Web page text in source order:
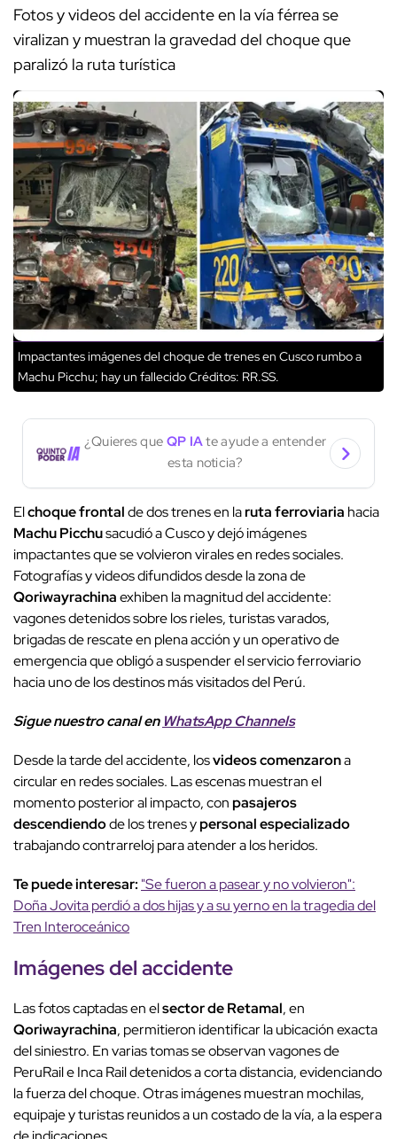
Fotos y videos del accidente en la vía férrea se
viralizan y muestran la gravedad del choque que
paralizó la ruta turística
Impactantes imágenes del choque de trenes en Cusco rumbo a
Machu Picchu; hay un fallecidoCréditos: RR.SS.
¿Quieres que QP IAte ayude a entender
esta noticia?
Elchoque frontalde dos trenes en laruta ferroviaria hacia
Machu Picchusacudió a Cusco y dejó imágenes
impactantes que se volvieron virales en redes sociales.
Fotografías y videos difundidos desde la zona de
Qoriwayrachinaexhiben la magnitud del accidente:
vagones detenidos sobre los rieles, turistas varados,
brigadas de rescate en plena acción y un operativo de
emergencia que obligó a suspender el servicio ferroviario
hacia uno de los destinos más visitados del Perú.
Sigue nuestro canal en WhatsApp Channels
Desde la tarde del accidente, losvideos comenzarona
circular en redes sociales. Las escenas muestran el
momento posterior al impacto, conpasajeros
descendiendode los trenes ypersonal especializado
trabajando contrarreloj para atender a los heridos.
Te puede interesar: "Se fueron a pasear y no volvieron":
Doña Jovita perdió a dos hijas y a su yerno en la tragedia del
Tren Interoceánico
Imágenes del accidente
Las fotos captadas en elsector de Retamal, en
Qoriwayrachina, permitieron identificar la ubicación exacta
del siniestro. En varias tomas se observan vagones de
PeruRail e Inca Rail detenidos a corta distancia, evidenciando
la fuerza del choque. Otras imágenes muestran mochilas,
equipaje y turistas reunidos a un costado de la vía, a la espera